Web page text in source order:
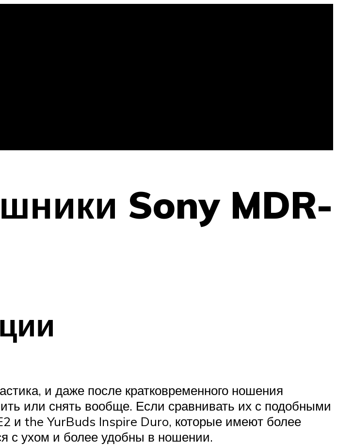
Sony MDR-
и даже после кратковременного ношения
или снять вообще. Если сравнивать их с подобными
и the YurBuds Inspire Duro, которые имеют более
с ухом и более удобны в ношении.